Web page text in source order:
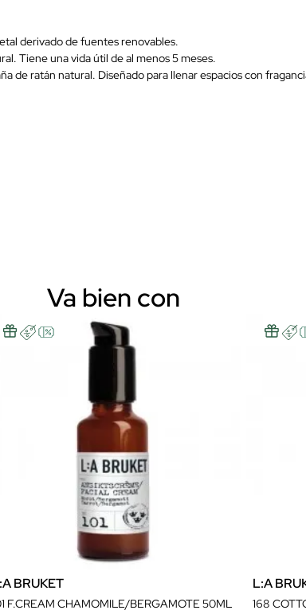
derivado de fuentes renovables.
Tiene una vida útil de al menos 5 meses.
de ratán natural. Diseñado para llenar espacios con
Va bien con
BRUKET
F.CREAM CHAMOMILE/BERGAMOTE 50ML
L:A
168